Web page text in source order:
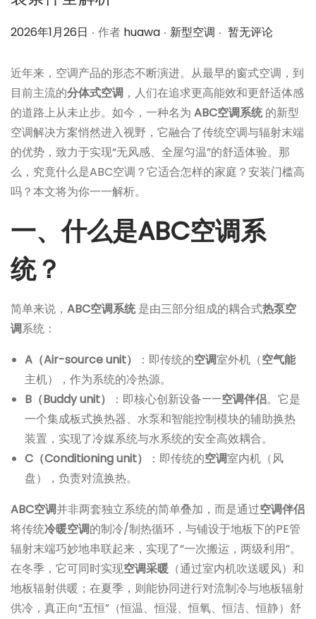
作
2026年1月26日 . 作者 huawa . 作
新型空调 . 暂无评论
近年来，空调产品的形态不断演进。从最早的窗式空调，到
目前主流的分体式空调 ，人们在追求更高能效和更舒适体感
的道路上从未止步。如今，一种名为 ABC空调系统的新型
空调解决方案悄然进入视野，它融合了传统空调与辐射末端
的优势，致力于实现“无风感、全屋匀温”的舒适体验。那
么，究竟什么是ABC空调？它适合怎样的家庭？安装门槛高
吗？本文将为你一一解析。
一、什么是ABC空调系
统？
简单来说， ABC空调系统是由三部分组成的耦合式热泵空
调系统：
A（Air-source unit）
：即传统的空调室外机（空气能
主机），作为系统的冷热源。
B（Buddy unit）
：即核心创新设备——空调伴侣。它是
一个集成板式换热器、水泵和智能控制模块的辅助换热
装置，实现了冷媒系统与水系统的安全高效耦合。
C（Conditioning unit）
：即传统的空调室内机（风
盘），负责对流换热。
ABC空调并非两套独立系统的简单叠加，而是通过空调伴侣
将传统冷暖空调的制冷/制热循环，与铺设于地板下的PE管
辐射末端巧妙地串联起来，实现了“一次搬运，两级利用”。
在冬季，它可同时实现空调采暖 （通过室内机吹送暖风）和
地板辐射供暖；在夏季，则能协同进行对流制冷与地板辐射
供冷，真正向“五恒”（恒温、恒湿、恒氧、恒洁、恒静）舒